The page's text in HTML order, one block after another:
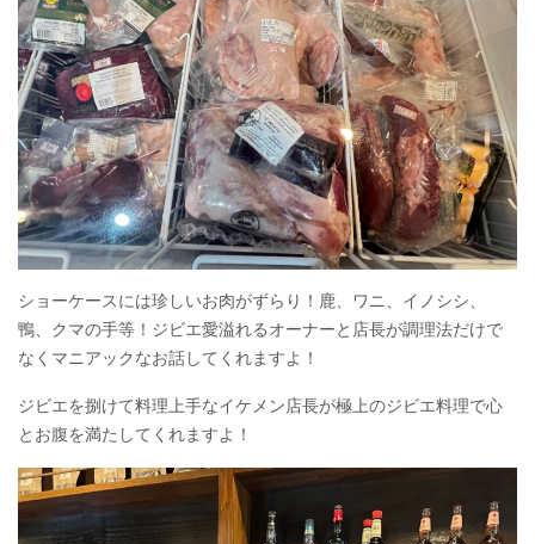
ショーケースには珍しいお肉がずらり！鹿、ワニ、イノシシ、
鴨、クマの手等！ジビエ愛溢れるオーナーと店長が調理法だけで
なくマニアックなお話してくれますよ！
ジビエを捌けて料理上手なイケメン店長が極上のジビエ料理で心
とお腹を満たしてくれますよ！